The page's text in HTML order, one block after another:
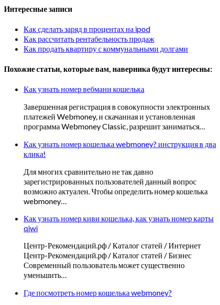
Интересные записи
Как сделать заряд в процентах на ipod
Как рассчитать рентабельность продаж
Как продать квартиру с коммунальными долгами
Похожие статьи, которые вам, наверника будут интересны:
Как узнать номер вебмани кошелька
Завершенная регистрация в совокупности электронных
платежей Webmoney, и скачанная и установленная
программа Webmoney Classic, разрешит заниматься…
Как узнать номер кошелька webmoney? инструкция в два
клика!
Для многих сравнительно не так давно
зарегистрированных пользователей данный вопрос
возможно актуален. Чтобы определить номер кошелька
webmoney…
Как узнать номер киви кошелька, как узнать номер карты
qiwi
Центр-Рекомендаций.рф / Каталог статей / Интернет
Центр-Рекомендаций.рф / Каталог статей / Бизнес
Современный пользователь может существенно
уменьшить…
Где посмотреть номер кошелька webmoney?